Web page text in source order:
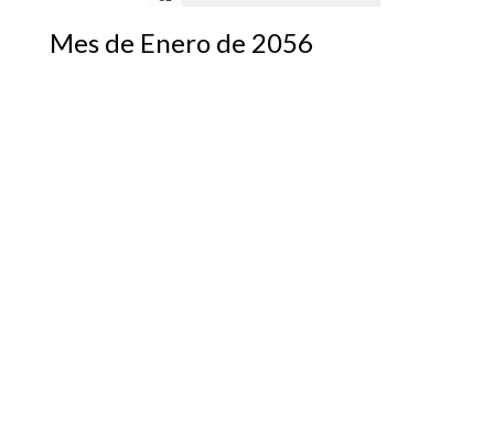
Mes de Enero de 2056